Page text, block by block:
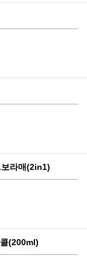
라매(2in1)
(200ml)